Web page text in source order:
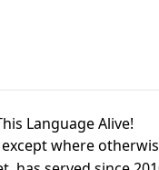
Language Alive!
except where